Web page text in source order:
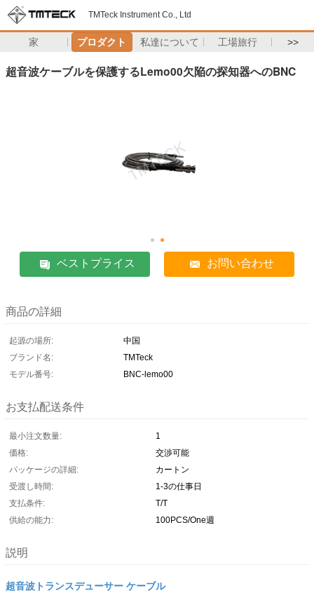
TMTeck Instrument Co., Ltd
家 プロダクト 私達について 工場旅行 >>
超音波ケーブルを保護するLemo00欠陥の探知器へのBNC
ベストプライス お問い合わせ
商品の詳細
起源の場所:
中国
ブランド名:
TMTeck
モデル番号:
BNC-lemo00
お支払配送条件
最小注文数量:
1
価格:
交渉可能
パッケージの詳細:
カートン
受渡し時間:
1-3の仕事日
支払条件:
T/T
供給の能力:
100PCS/One週
説明
超音波トランスデューサー ケーブル